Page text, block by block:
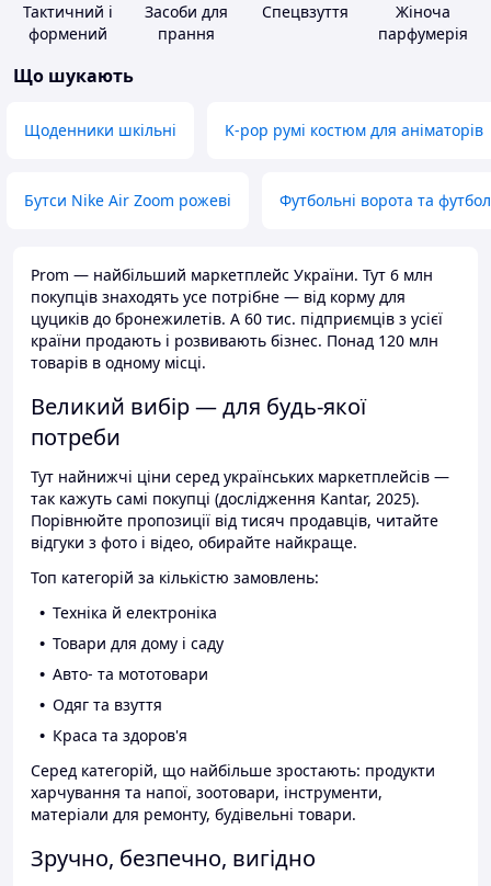
Тактичний і
формений
Засоби для
прання
Спецвзуття
Жіноча
парфумерія
Що шукають
Щоденники шкільні K-pop румі костюм для аніматорів
Бутси Nike Air Zoom рожеві Футбольні ворота та
Prom — найбільший маркетплейс України. Тут 6 млн
покупців знаходять усе потрібне — від корму для
цуциків до бронежилетів. А 60 тис. підприємців з усієї
країни продають і розвивають бізнес. Понад 120 млн
товарів в одному місці.
Великий вибір — для будь-якої
потреби
Тут найнижчі ціни серед українських маркетплейсів —
так кажуть самі покупці (дослідження Kantar, 2025).
Порівнюйте пропозиції від тисяч продавців, читайте
відгуки з фото і відео, обирайте найкраще.
Топ категорій за кількістю замовлень:
Техніка й електроніка
Товари для дому і саду
Авто- та мототовари
Одяг та взуття
Краса та здоров'я
Серед категорій, що найбільше зростають: продукти
харчування та напої, зоотовари, інструменти,
матеріали для ремонту, будівельні товари.
Зручно, безпечно, вигідно